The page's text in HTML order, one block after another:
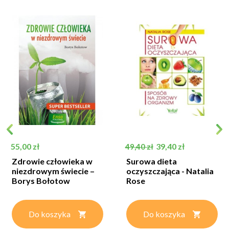
Cena
55,00 zł
Zdrowie człowieka w
niezdrowym świecie –
Borys Bołotow
Do koszyka
Cena podstawowa
49,40 zł Cena
39,40 zł
Surowa dieta
oczyszczająca - Natalia
Rose
Do koszyka